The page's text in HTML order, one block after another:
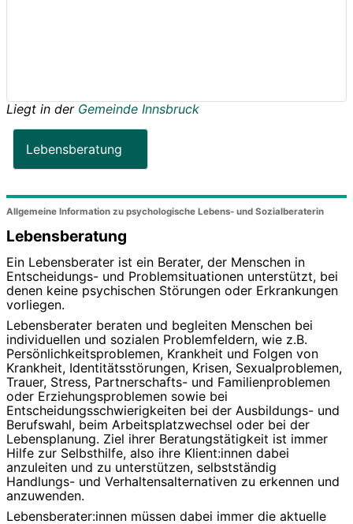
Liegt in der Gemeinde Innsbruck
Lebensberatung
Allgemeine Information zu psychologische Lebens- und Sozialberaterin
Lebensberatung
Ein Lebensberater ist ein Berater, der Menschen in
Entscheidungs- und Problemsituationen unterstützt, bei
denen keine psychischen Störungen oder Erkrankungen
vorliegen.
Lebensberater beraten und begleiten Menschen bei
individuellen und sozialen Problemfeldern, wie z.B.
Persönlichkeitsproblemen, Krankheit und Folgen von
Krankheit, Identitätsstörungen, Krisen, Sexualproblemen,
Trauer, Stress, Partnerschafts- und Familienproblemen
oder Erziehungsproblemen sowie bei
Entscheidungsschwierigkeiten bei der Ausbildungs- und
Berufswahl, beim Arbeitsplatzwechsel oder bei der
Lebensplanung. Ziel ihrer Beratungstätigkeit ist immer
Hilfe zur Selbsthilfe, also ihre Klient:innen dabei
anzuleiten und zu unterstützen, selbstständig
Handlungs- und Verhaltensalternativen zu erkennen und
anzuwenden.
Lebensberater:innen müssen dabei immer die aktuelle